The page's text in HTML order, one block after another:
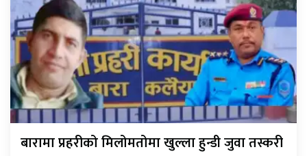
बारामा प्रहरीको मिलोमतोमा खुल्ला हुन्डी जुवा तस्करी